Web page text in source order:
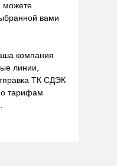
можете
вами
компания
линии,
ТК СДЭК
тарифам